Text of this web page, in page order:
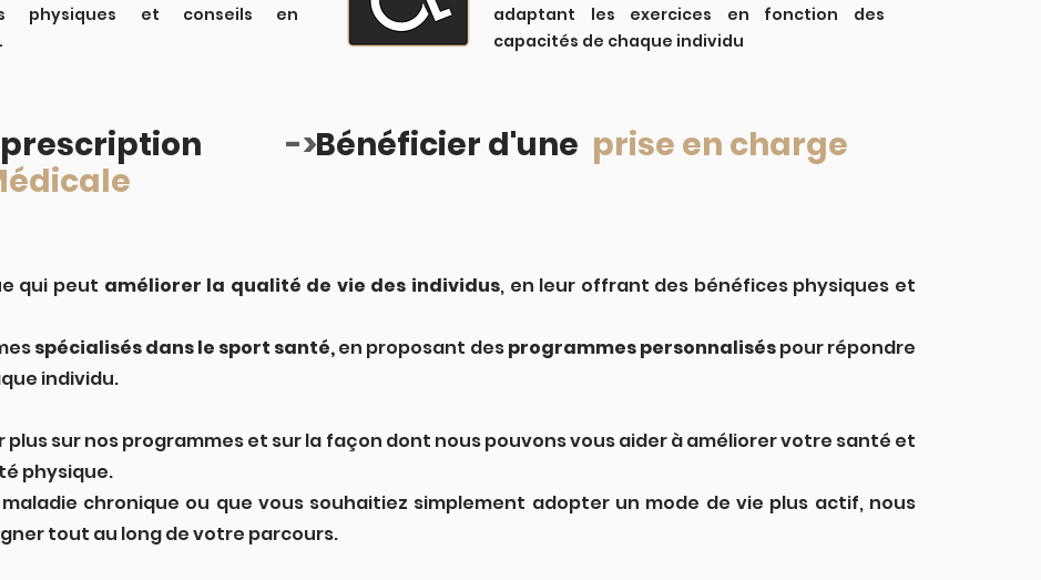
physiques et conseils en
adaptant les exercices en fonction des
capacités de chaque individu
prescription
->Bénéficier d'une prise en charge
qui peut améliorer la qualité de vie des individus, en leur offrant des bénéfices physiques et
spécialisés dans le sport santé,en proposant desprogrammes personnaliséspour répondre
individu.
sur nos programmes et sur la façon dont nous pouvons vous aider à améliorer votre santé et
physique.
chronique ou que vous souhaitiez simplement adopter un mode de vie plus actif, nous
tout au long de votre parcours.